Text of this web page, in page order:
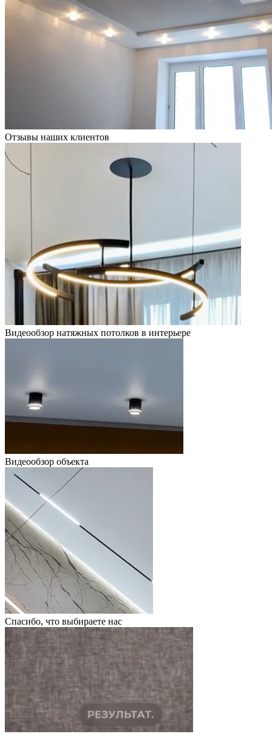
Отзывы наших клиентов
Видеообзор натяжных потолков в интерьере
Видеообзор объекта
Спасибо, что выбираете нас